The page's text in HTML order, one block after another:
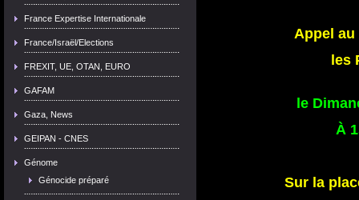
France Expertise Internationale
France/Israël/Elections
FREXIT, UE, OTAN, EURO
GAFAM
Gaza, News
GEIPAN - CNES
Génome
Génocide préparé
Appel au
les
le
À
Sur la